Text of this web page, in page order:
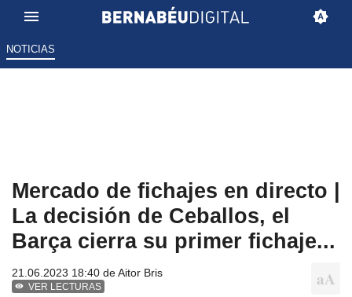
NOTICIAS
Mercado de fichajes en directo |
La decisión de Ceballos, el
Barça cierra su primer fichaje...
21.06.2023 18:40 deAitor Bris
VER LECTURAS